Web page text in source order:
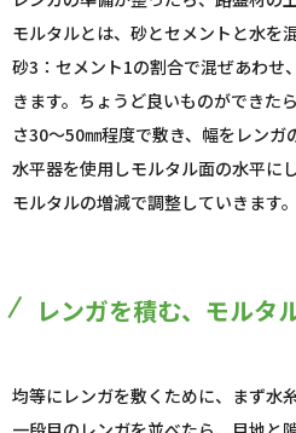
モルタルとは、砂とセメントと水を
砂3：セメント1の割合で混ぜあわせ
きます。ちょうど良いものができた
さ30～50㎜程度で敷き、幅をレンガ
水平器を使用しモルタル面の水平に
モルタルの増減で調整していきます。
レンガを積む、モルタ
均等にレンガを敷くために、まず水